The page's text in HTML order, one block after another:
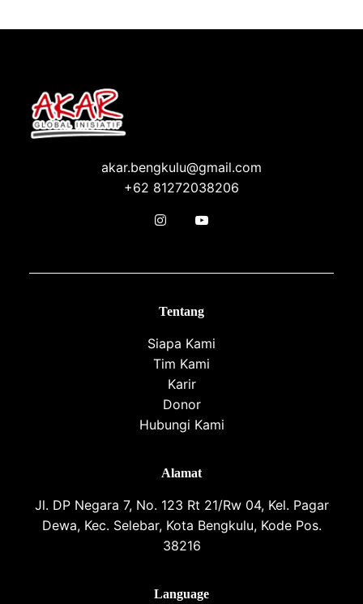
akar.bengkulu@gmail.com
+62 81272038206
Tentang
Siapa Kami
Tim Kami
Karir
Donor
Hubungi Kami
Alamat
Jl. DP Negara 7, No. 123 Rt 21/Rw 04, Kel. Pagar
Dewa, Kec. Selebar, Kota Bengkulu, Kode Pos.
38216
Language